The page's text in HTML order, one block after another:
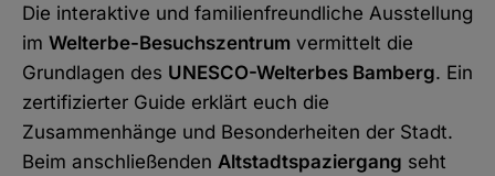
WhatsApp
Link kopieren
Die interaktive und familienfreundliche Ausstellung
im Welterbe-Besuchszentrum vermittelt die
Grundlagen des UNESCO-Welterbes Bamberg. Ein
zertifizierter Guide erklärt euch die
Zusammenhänge und Besonderheiten der Stadt.
Beim anschließenden Altstadtspaziergang seht